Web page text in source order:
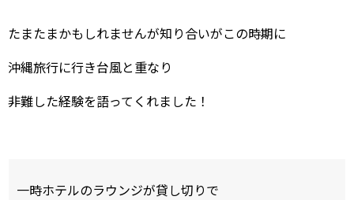
たまたまかもしれませんが知り合いがこの時期に
沖縄旅行に行き台風と重なり
非難した経験を語ってくれました！
一時ホテルのラウンジが貸し切りで